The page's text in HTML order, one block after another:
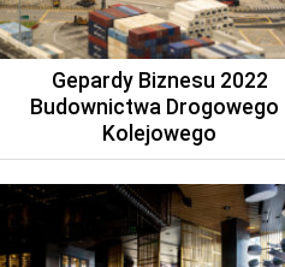
Gepardy Biznesu 2022
Budownictwa Drogowego
Kolejowego